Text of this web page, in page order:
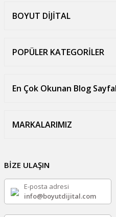
BOYUT DİJİTAL
POPÜLER KATEGORİLER
En Çok Okunan Blog
MARKALARIMIZ
BİZE ULAŞIN
E-posta adresi
info@boyutdijital.com